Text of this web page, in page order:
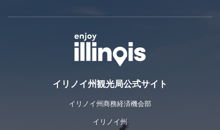
ク
クラスト＆クランブルを見る
ティンカー・スイス・コテージ博物館と庭園を見る
イリノイ州観光局公式サイト
イリノイ州商務経済機会部
イリノイ州